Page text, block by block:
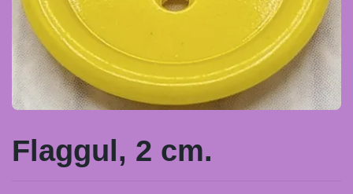
Flaggul, 2 cm.